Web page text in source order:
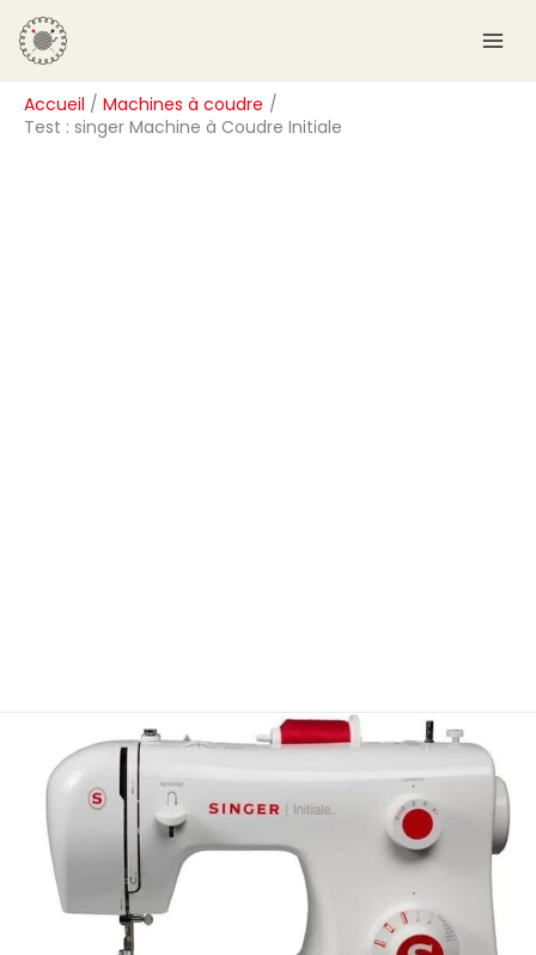
Aller
au
contenu
Accueil
Machines à coudre
Test : singer Machine à Coudre Initiale
R
e
c
h